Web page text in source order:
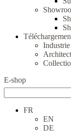
E-shop
FR
EN
DE